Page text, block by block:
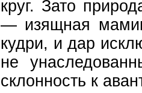
круг. Зато
— изящная
кудри, и дар
не
склонность к